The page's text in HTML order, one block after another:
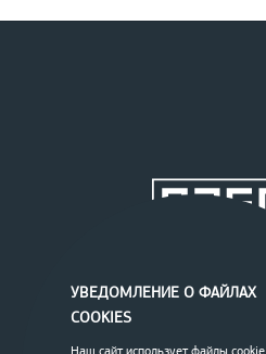
УВЕДОМЛЕНИЕ О ФАЙЛАХ
COOKIES